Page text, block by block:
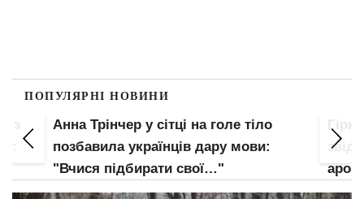
ПОПУЛЯРНІ НОВИНИ
у сітці на голе тіло
українців дару мови:
підбирати свої…"
Гірка правда:
звідки береться